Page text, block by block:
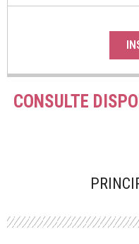
CONSULTE